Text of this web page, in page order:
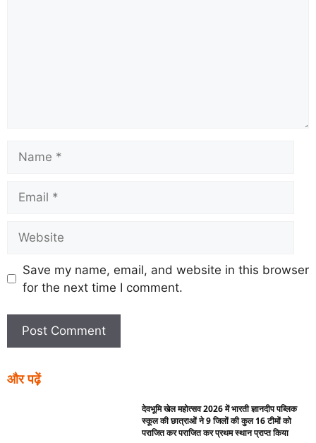
Save my name, email, and website in this browser
for the next time I comment.
और पढ़ें
देवभूमि खेल महोत्सव 2026 में भारती ज्ञानदीप पब्लिक
स्कूल की छात्राओं ने 9 जिलों की कुल 16 टीमों को
पराजित कर पराजित कर प्रथम स्थान प्राप्त किया